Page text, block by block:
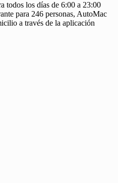
todos los días de 6:00 a 23:00
para 246 personas, AutoMac
a través de la aplicación